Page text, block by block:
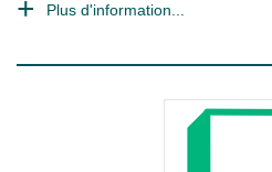
Plus d'information...